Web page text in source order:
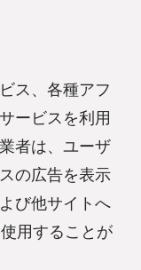
ス、各種アフ
ービスを利用
者は、ユーザ
の広告を表示
び他サイトへ
用することが